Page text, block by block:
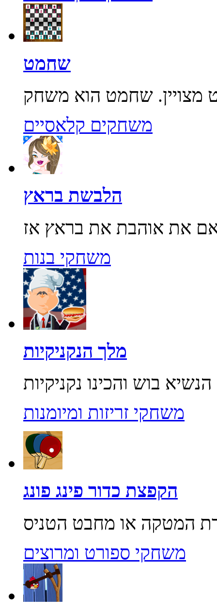
שחמט
משחקים קלאסיים
הלבשת בראץ
משחקי בנות
מלך הנקניקיות
משחקי זריזות ומיומנות
הקפצת כדור פינג פונג
משחקי ספורט ומרוצים